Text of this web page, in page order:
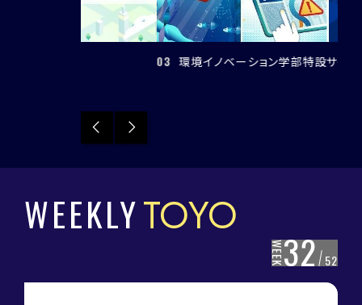
環境イノベーション学部特設サイト
Previous
Next
WEEKLYTOYO
WEEK32 52